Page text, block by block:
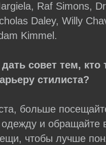
Raf Simons,
Daley, Willy
Kimmel.
совет тем, кто
стилиста?
больше
одежду и обращайте
чтобы лучше